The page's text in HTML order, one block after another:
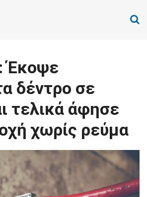
Έκοψε
δέντρο σε
τελικά άφησε
χωρίς ρεύμα